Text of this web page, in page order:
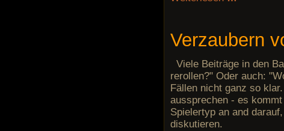
Verzaubern
Viele Beiträge in den
rerollen?" Oder auch:
Fällen nicht ganz so
aussprechen - es
Spielertyp an and
diskutieren.